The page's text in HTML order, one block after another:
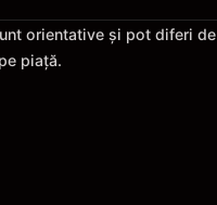
orientative și pot diferi de
piață.